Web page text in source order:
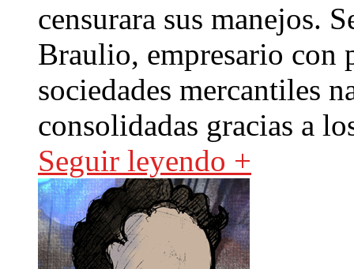
censurara sus manejos.
Braulio, empresario con
sociedades mercantiles
consolidadas gracias a
Seguir leyendo +